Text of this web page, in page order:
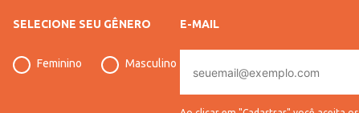
SELECIONE SEU GÊNERO
Feminino Masculino
E-MAIL
mail